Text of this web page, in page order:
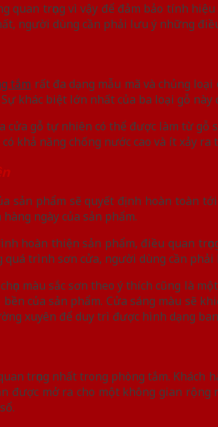
quan trọng vì vậy để đảm bảo tính
người dùng cần phải lưu ý những
tắm rất đa dạng mẫu mã và chủng
khác biệt lớn nhất của ba loại gỗ
cửa gỗ tự nhiên có thể được làm từ gỗ
khả năng chống nước cao và ít xảy
sản phẩm sẽ quyết định hoàn toàn
ngày của sản phẩm.
hoàn thiện sản phẩm, điều quan
trình sơn cửa, người dùng cần
màu sắc sơn theo ý thích cũng là
của sản phẩm. Cửa sáng màu sẽ
xuyên để duy trì được hình dạng
trọng nhất trong phòng tắm.
được mở ra cho một không gian